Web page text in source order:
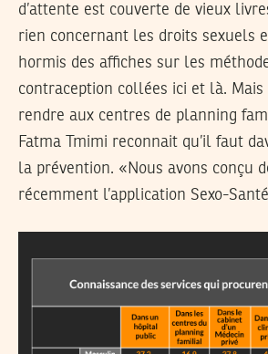
d’attente est couverte de vieux
rien concernant les droits sexuels
hormis des affiches sur les
contraception collées ici et là.
rendre aux centres de planning
Fatma Tmimi reconnait qu’il faut
la prévention. «Nous avons conçu
récemment l’application Sexo-Santé